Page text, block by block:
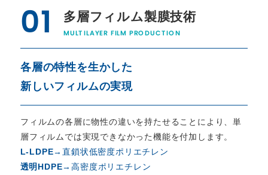
01 多層フィルム製膜技術
MULTILAYER FILM PRODUCTION
各層の特性を生かした
新しいフィルムの実現
フィルムの各層に物性の違いを持たせることにより、単
層フィルムでは実現できなかった機能を付加します。
L-LDPE→直鎖状低密度ポリエチレン
透明HDPE→高密度ポリエチレン